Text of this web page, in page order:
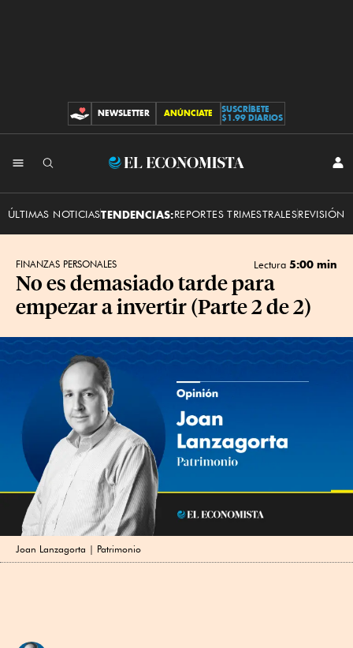
CONTRIBUCIONES
NEWSLETTER ANÚNCIATE
SUSCRÍBETE
$1.99 DIARIOS
El
ÚLTIMAS NOTICIASTENDENCIAS:REPORTES TRIMESTRALESREVISIÓN
FINANZAS PERSONALES Lectura 5:00 min
No es demasiado tarde para
empezar a invertir (Parte 2 de 2)
Joan Lanzagorta | Patrimonio